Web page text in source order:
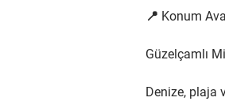
📍 Konum
Güzelçamlı
Denize, plaja